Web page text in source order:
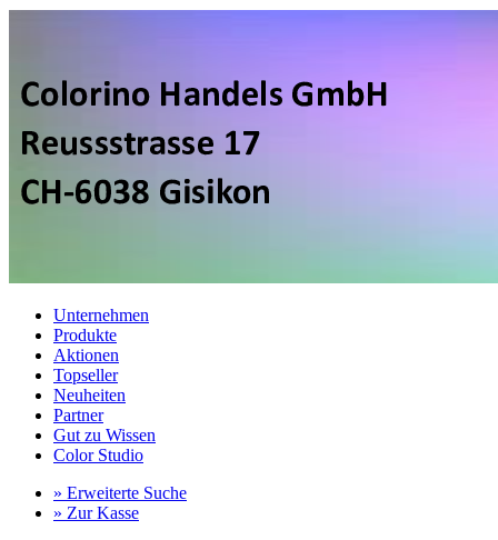
Unternehmen
Produkte
Aktionen
Topseller
Neuheiten
Partner
Gut zu Wissen
Color Studio
» Erweiterte Suche
» Zur Kasse